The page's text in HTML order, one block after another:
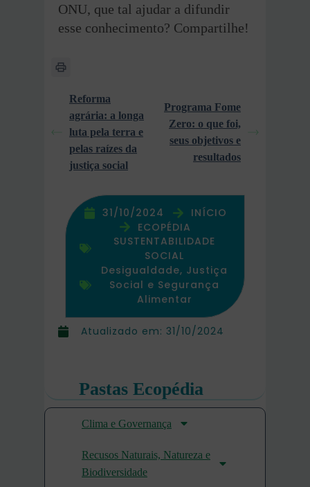
Atualizado em: 31/10/2024
ONU, que tal ajudar a difundir
esse conhecimento? Compartilhe!
Reforma
agrária: a longa
luta pela terra e
pelas raízes da
justiça social
Programa Fome
Zero: o que foi,
seus objetivos e
resultados
31/10/2024
INÍCIO
ECOPÉDIA
SUSTENTABILIDADE
SOCIAL
Desigualdade, Justiça
Social e Segurança
Alimentar
Pastas Ecopédia
Clima e Governança
Recusos Naturais, Natureza e
Biodiversidade